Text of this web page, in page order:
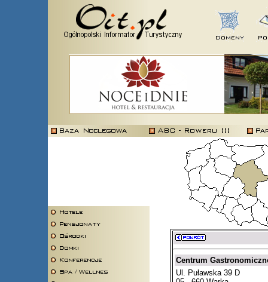
Centrum
Ul. Puławska 39 D